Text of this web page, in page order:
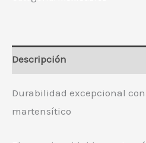
Descripción
Durabilidad excepcional
martensítico